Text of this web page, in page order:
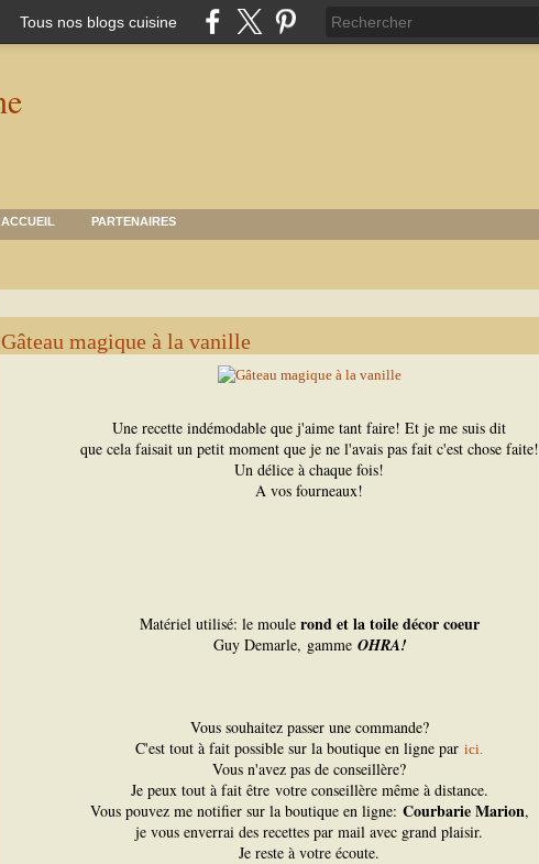
Tous nos blogs cuisine
ACCUEIL PARTENAIRES
Gâteau magique à la vanille
Une recette indémodable que j'aime tant faire! Et je me suis dit
que cela faisait un petit moment que je ne l'avais pas fait c'est chose faite!
Un délice à chaque fois!
A vos fourneaux!
Matériel utilisé: le moule rond et la toile décor coeur
Guy Demarle, gamme OHRA!
Vous souhaitez passer une commande?
C'est tout à fait possible sur la boutique en ligne par ici.
Vous n'avez pas de conseillère?
Je peux tout à fait être votre conseillère même à distance.
Vous pouvez me notifier sur la boutique en ligne: Courbarie Marion,
je vous enverrai des recettes par mail avec grand plaisir.
Je reste à votre écoute.